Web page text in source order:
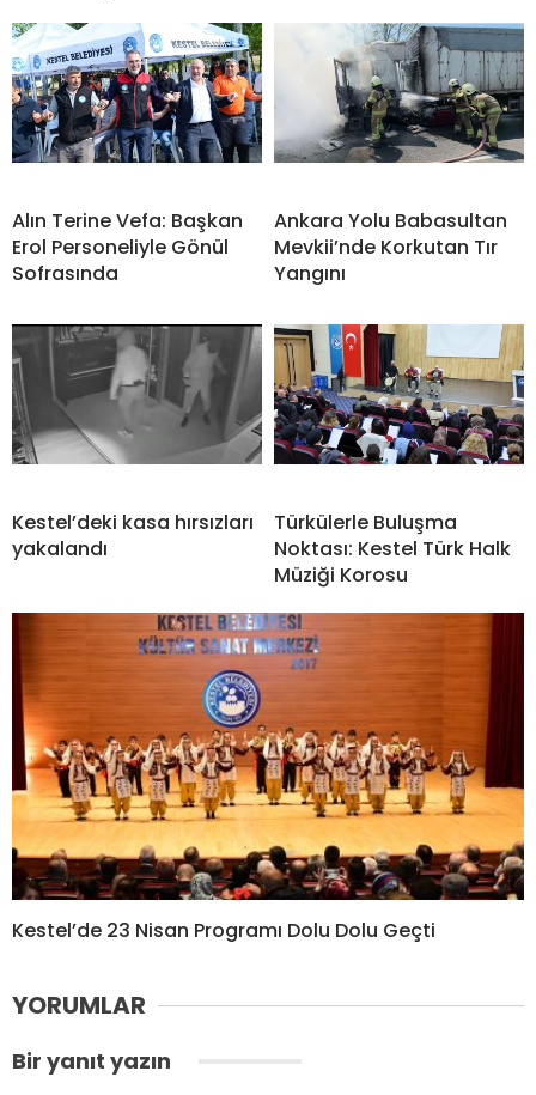
Alın Terine Vefa: Başkan
Erol Personeliyle Gönül
Sofrasında
Ankara Yolu Babasultan
Mevkii’nde Korkutan Tır
Yangını
Kestel’deki kasa hırsızları
yakalandı
Türkülerle Buluşma
Noktası: Kestel Türk Halk
Müziği Korosu
Kestel’de 23 Nisan Programı Dolu Dolu Geçti
YORUMLAR
Bir yanıt yazın